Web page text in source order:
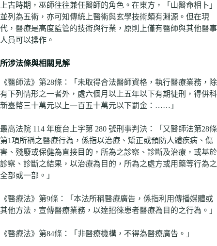
上古時期，巫師往往兼任醫師的角色。在東方，「山醫命相卜」
並列為五術，亦可知傳統上醫術與玄學技術頗有淵源。但在現
代，醫療是高度監管的技術與行業，原則上僅有醫師與其他醫事
人員可以操作。
所涉法條與相關見解
《醫師法》第28條：「未取得合法醫師資格，執行醫療業務，除
有下列情形之一者外，處六個月以上五年以下有期徒刑，得併科
新臺幣三十萬元以上一百五十萬元以下罰金：……」
最高法院 114 年度台上字第 280 號刑事判決：「又醫師法第28條
第1項所稱之醫療行為，係指以治療、矯正或預防人體疾病、傷
害、殘廢或保健為直接目的，所為之診察、診斷及治療，或基於
診察、診斷之結果，以治療為目的，所為之處方或用藥等行為之
全部或一部。」
《醫療法》第9條：「本法所稱醫療廣告，係指利用傳播媒體或
其他方法，宣傳醫療業務，以達招徠患者醫療為目的之行為。」
《醫療法》第84條：「非醫療機構，不得為醫療廣告。」